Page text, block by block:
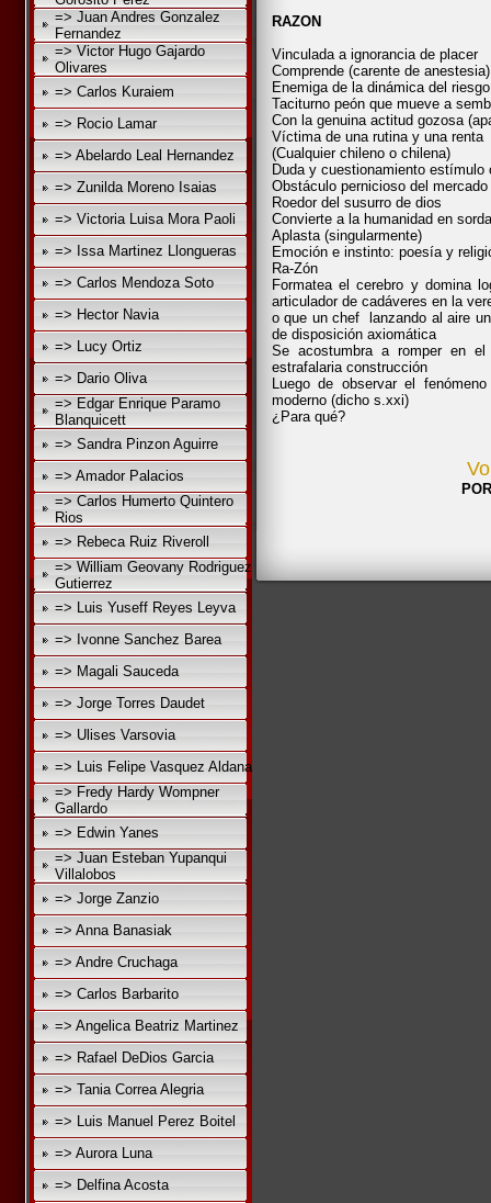
=> Juan Andres Gonzalez
Fernandez
=> Victor Hugo Gajardo
Olivares
=> Carlos Kuraiem
=> Rocio Lamar
=> Abelardo Leal Hernandez
=> Zunilda Moreno Isaias
=> Victoria Luisa Mora Paoli
=> Issa Martinez Llongueras
=> Carlos Mendoza Soto
=> Hector Navia
=> Lucy Ortiz
=> Dario Oliva
=> Edgar Enrique Paramo
Blanquicett
=> Sandra Pinzon Aguirre
=> Amador Palacios
=> Carlos Humerto Quintero
Rios
=> Rebeca Ruiz Riveroll
=> William Geovany Rodriguez
Gutierrez
=> Luis Yuseff Reyes Leyva
=> Ivonne Sanchez Barea
=> Magali Sauceda
=> Jorge Torres Daudet
=> Ulises Varsovia
=> Luis Felipe Vasquez Aldana
=> Fredy Hardy Wompner
Gallardo
=> Edwin Yanes
=> Juan Esteban Yupanqui
Villalobos
=> Jorge Zanzio
=> Anna Banasiak
=> Andre Cruchaga
=> Carlos Barbarito
=> Angelica Beatriz Martinez
=> Rafael DeDios Garcia
=> Tania Correa Alegria
=> Luis Manuel Perez Boitel
=> Aurora Luna
=> Delfina Acosta
RAZON
Vinculada a ignorancia de placer
Comprende (carente de
Enemiga de la dinámica del
Taciturno peón que mueve a
Con la genuina actitud gozosa
Víctima de una rutina y una renta
(Cualquier chileno o chilena)
Duda y cuestionamiento estímulo
Obstáculo pernicioso del
Roedor del susurro de dios
Convierte a la humanidad en
Aplasta (singularmente)
Emoción e instinto: poesía y
Ra-Zón
Formatea el cerebro y domina
articulador de cadáveres en la
o que un chef lanzando al aire
de disposición axiomática
Se acostumbra a romper en
estrafalaria construcción
Luego de observar el
moderno (dicho s.xxi)
¿Para qué?